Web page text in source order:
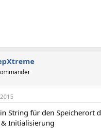
String für den Speicherort
Initialisierung